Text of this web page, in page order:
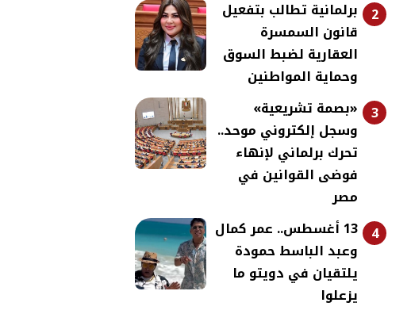
2
برلمانية تطالب بتفعيل
قانون السمسرة
العقارية لضبط السوق
وحماية المواطنين
3 «بصمة تشريعية»
وسجل إلكتروني موحد..
تحرك برلماني لإنهاء
فوضى القوانين في
مصر
4
13 أغسطس.. عمر كمال
وعبد الباسط حمودة
يلتقيان في دويتو ما
يزعلوا